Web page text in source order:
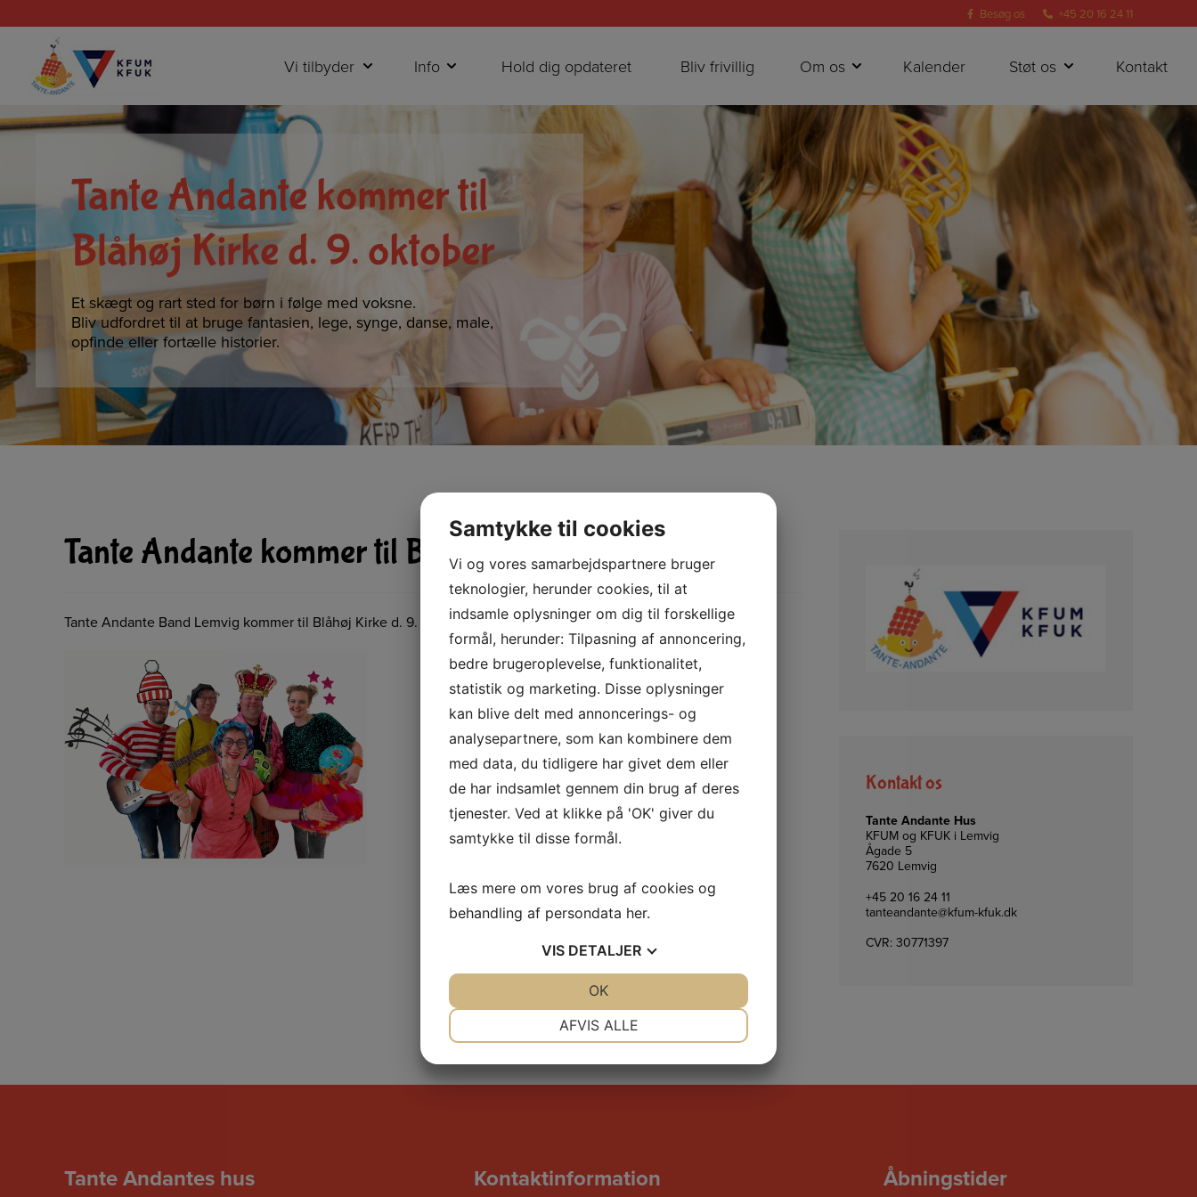
til
indholdet
Besøg os +45 20 16 24 11
Vi tilbyder Info Hold dig opdateret Bliv frivillig Om os Kalender Støt os Kontakt
Tante Andante kommer til
Blåhøj Kirke d. 9. oktober
Et skægt og rart sted for børn i følge med voksne.
Bliv udfordret til at bruge fantasien, lege, synge, danse, male,
opfinde eller fortælle historier.
Tante Andante kommer til Blåhøj Kirke d. 9. oktober
Tante Andante Band Lemvig kommer til Blåhøj Kirke d. 9. oktober 2027 kl. 10:30 til kirkernes 150 års jubilæum
Kontakt os
Tante Andante Hus
KFUM og KFUK i Lemvig
Ågade 5
7620 Lemvig
+45 20 16 24 11
tanteandante@kfum-kfuk.dk
CVR: 30771397
Tante Andantes hus Kontaktinformation Åbningstider
Samtykke til cookies
Vi og vores samarbejdspartnere bruger
teknologier, herunder cookies, til at
indsamle oplysninger om dig til forskellige
formål, herunder: Tilpasning af annoncering,
bedre brugeroplevelse, funktionalitet,
statistik og marketing. Disse oplysninger
kan blive delt med annoncerings- og
analysepartnere, som kan kombinere dem
med data, du tidligere har givet dem eller
de har indsamlet gennem din brug af deres
tjenester. Ved at klikke på 'OK' giver du
samtykke til disse formål.
Læs mere om vores brug af cookies og
behandling af persondata her.
VIS DETALJER
AFVIS ALLE
OK